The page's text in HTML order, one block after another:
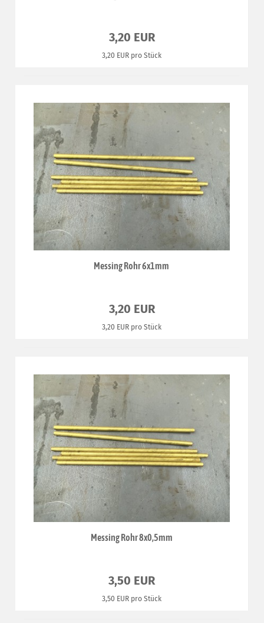
3,20 EUR
3,20 EUR pro Stück
Messing Rohr 6x1mm
3,20 EUR
3,20 EUR pro Stück
Messing Rohr 8x0,5mm
3,50 EUR
3,50 EUR pro Stück